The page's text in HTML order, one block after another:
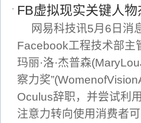
FB虚拟现实关键人
网易科技讯5月6日消
Facebook工程技术部主
玛丽·洛·杰普森
察力奖
Oculus辞职，并尝试利
注意力转向使用消费者